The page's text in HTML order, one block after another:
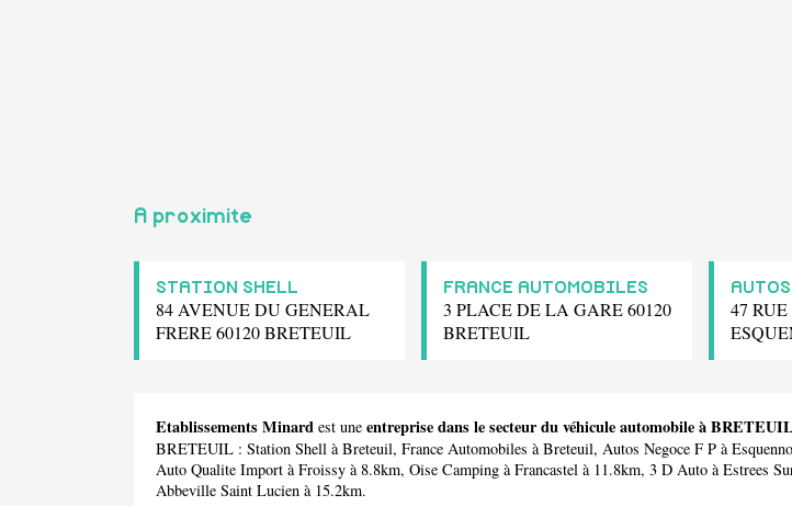
A proximite
STATION SHELL
84 AVENUE DU GENERAL
FRERE 60120 BRETEUIL
FRANCE AUTOMOBILES
3 PLACE DE LA GARE 60120
BRETEUIL
47
Etablissements Minard est une entreprise dans le secteur du véhicule automobile à BRETEUIL
BRETEUIL : Station Shell à Breteuil, France Automobiles à Breteuil, Autos Negoce F P à
Auto Qualite Import à Froissy à 8.8km, Oise Camping à Francastel à 11.8km, 3 D Auto à Estrees
Abbeville Saint Lucien à 15.2km.